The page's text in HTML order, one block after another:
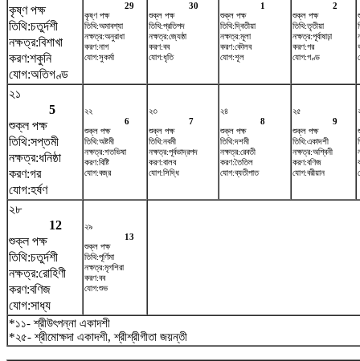
কৃষ্ণ পক্ষ
তিথি:চতুর্দশী
নক্ষত্র:বিশাখা
করণ:শকুনি
যোগ:অতিগণ্ড
29
কৃষ্ণ পক্ষ
তিথি:অমাবশ্যা
নক্ষত্র:অনুরাধা
করণ:নাগ
যোগ:সুকর্মা
30
শুক্ল পক্ষ
তিথি:প্রতিপদ
নক্ষত্র:জ্যেষ্ঠা
করণ:বব
যোগ:ধৃতি
1
শুক্ল পক্ষ
তিথি:দ্বিতীয়া
নক্ষত্র:মূলা
করণ:কৌলব
যোগ:শূল
2
শুক্ল পক্ষ
তিথি:তৃতীয়া
নক্ষত্র:পূর্বাষাঢ়া
করণ:গর
যোগ:গণ্ড
২১
5
শুক্ল পক্ষ
তিথি:সপ্তমী
নক্ষত্র:ধনিষ্ঠা
করণ:গর
যোগ:হর্ষণ
২২
6
শুক্ল পক্ষ
তিথি:অষ্টমী
নক্ষত্র:শতভিষ‌া
করণ:বিষ্টি
যোগ:বজ্র
২৩
7
শুক্ল পক্ষ
তিথি:নবমী
নক্ষত্র:পূর্বভাদ্রপদ
করণ:বালব
যোগ:সিদ্ধি
২৪
8
শুক্ল পক্ষ
তিথি:দশমী
নক্ষত্র:রেবতী
করণ:তৈতিল
যোগ:ব্যতীপাত
২৫
9
শুক্ল পক্ষ
তিথি:একাদশী
নক্ষত্র:অশ্বিনী
করণ:বণিজ
যোগ:বরীয়ান
২৮
12
শুক্ল পক্ষ
তিথি:চতুর্দশী
নক্ষত্র:রোহিণী
করণ:বণিজ
যোগ:সাধ্য
২৯
13
শুক্ল পক্ষ
তিথি:পূর্ণিমা
নক্ষত্র:মৃগশিরা
করণ:বব
যোগ:শুভ
*১১- শ্রীউৎপন্না একাদশী
*২৫- শ্রীমোক্ষদা একাদশী, শ্রীশ্রীগীতা জয়ন্তী